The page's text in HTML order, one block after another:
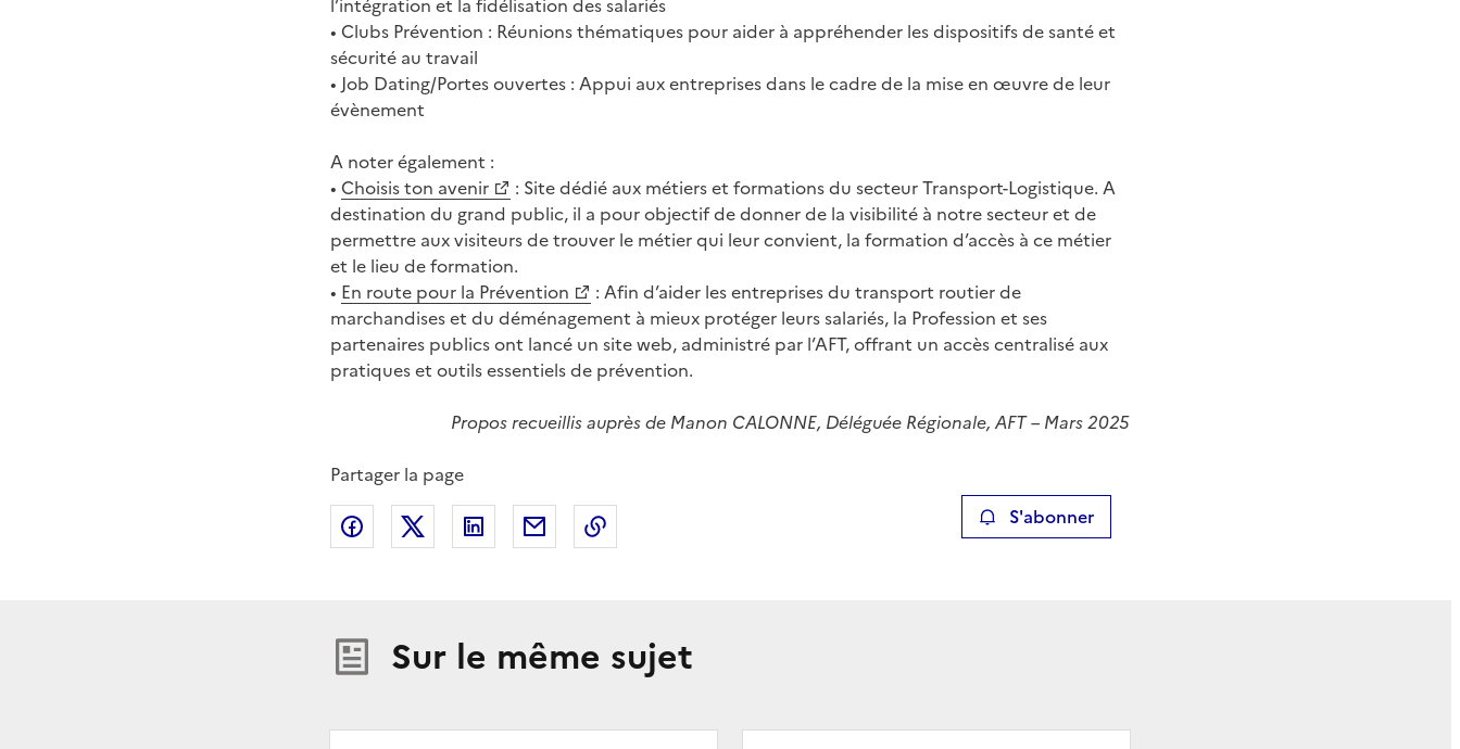
l’intégration et la fidélisation des salariés
• Clubs Prévention : Réunions thématiques pour aider à appréhender les dispositifs de santé et
sécurité au travail
• Job Dating/Portes ouvertes : Appui aux entreprises dans le cadre de la mise en œuvre de leur
évènement
A noter également :
• Choisis ton avenir
: Site dédié aux métiers et formations du secteur Transport-Logistique. A
destination du grand public, il a pour objectif de donner de la visibilité à notre secteur et de
permettre aux visiteurs de trouver le métier qui leur convient, la formation d’accès à ce métier
et le lieu de formation.
• En route pour la Prévention
: Afin d’aider les entreprises du transport routier de
marchandises et du déménagement à mieux protéger leurs salariés, la Profession et ses
partenaires publics ont lancé un site web, administré par l’AFT, offrant un accès centralisé aux
pratiques et outils essentiels de prévention.
Propos recueillis auprès de Manon CALONNE, Déléguée Régionale, AFT – Mars 2025
Partager la page
Partager sur Facebook
Partager sur XPartager sur LinkedIn
Partager par emailCopier le lien de la page dans le presse-papier S'abonner
Sur le même sujet